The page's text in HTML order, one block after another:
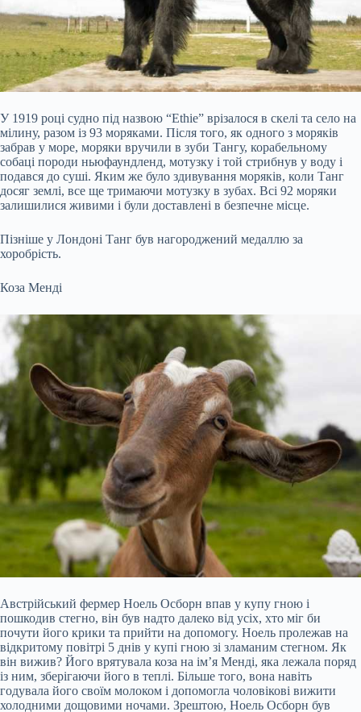
У 1919 році судно під назвою “Ethie” врізалося в скелі та село на
мілину, разом із 93 моряками. Після того, як одного з моряків
забрав у море, моряки вручили в зуби Тангу, корабельному
собаці породи ньюфаундленд, мотузку і той стрибнув у воду і
подався до суші. Яким же було здивування моряків, коли Танг
досяг землі, все ще тримаючи мотузку в зубах. Всі 92 моряки
залишилися живими і були доставлені в безпечне місце.
Пізніше у Лондоні Танг був нагороджений медаллю за
хоробрість.
Коза Менді
Австрійський фермер Ноель Осборн впав у купу гною і
пошкодив стегно, він був надто далеко від усіх, хто міг би
почути його крики та прийти на допомогу. Ноель пролежав на
відкритому повітрі 5 днів у купі гною зі зламаним стегном. Як
він вижив? Його врятувала коза на ім’я Менді, яка лежала поряд
із ним, зберігаючи його в теплі. Більше того, вона навіть
годувала його своїм молоком і допомогла чоловікові вижити
холодними дощовими ночами. Зрештою, Ноель Осборн був